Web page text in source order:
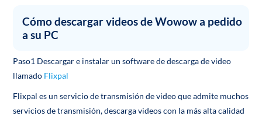
Cómo descargar videos de Wowow a pedido
a su PC
Paso1 Descargar e instalar un software de descarga de video
llamado Flixpal
Flixpal es un servicio de transmisión de video que admite muchos
servicios de transmisión, descarga videos con la más alta calidad